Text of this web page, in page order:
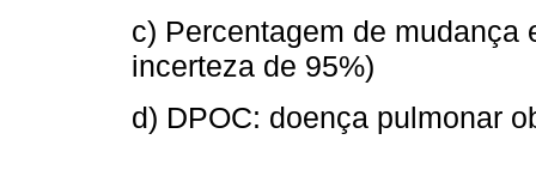
c) Percentagem de mudança
incerteza de 95%)
d) DPOC: doença pulmonar